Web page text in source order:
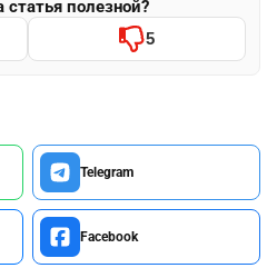
статья полезной?
5
Telegram
Facebook